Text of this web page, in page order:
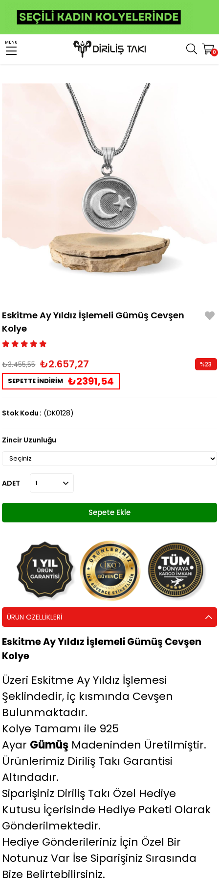
MENU
0
Muskalık ve Cevşen Kolye
Eskitme Ay Yıldız İşlemeli Gümüş Cevşen Kolye
Eskitme Ay Yıldız İşlemeli Gümüş Cevşen
Kolye
₺3.455,55 ₺2.657,27
SEPETTE İNDİRİM ₺2391,54
%23
Stok Kodu (DK0128)
Zincir Uzunluğu
ADET
ÜRÜN ÖZELLIKLERI
Eskitme Ay Yıldız İşlemeli Gümüş Cevşen
Kolye
Üzeri Eskitme Ay Yıldız İşlemesi
Şeklindedir, iç kısmında Cevşen
Bulunmaktadır.
Kolye Tamamı ile 925
Ayar Gümüş Madeninden Üretilmiştir.
Ürünlerimiz Diriliş Takı Garantisi
Altındadır.
Siparişiniz Diriliş Takı Özel Hediye
Kutusu İçerisinde Hediye Paketi Olarak
Gönderilmektedir.
Hediye Gönderileriniz İçin Özel Bir
Notunuz Var İse Siparişiniz Sırasında
Bize Belirtebilirsiniz.